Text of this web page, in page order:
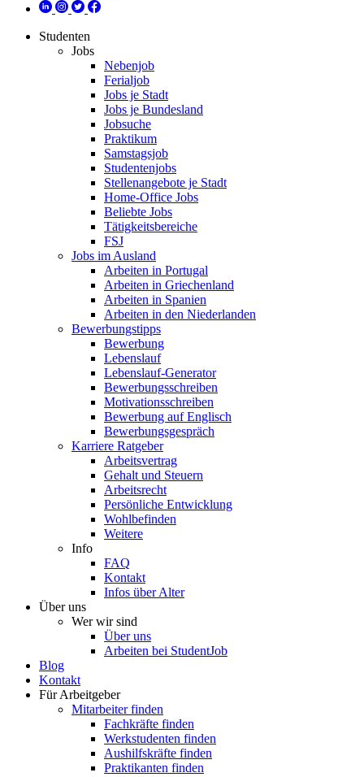
Studenten
Jobs
Nebenjob
Ferialjob
Jobs je Stadt
Jobs je Bundesland
Jobsuche
Praktikum
Samstagsjob
Studentenjobs
Stellenangebote je Stadt
Home-Office Jobs
Beliebte Jobs
Tätigkeitsbereiche
FSJ
Jobs im Ausland
Arbeiten in Portugal
Arbeiten in Griechenland
Arbeiten in Spanien
Arbeiten in den Niederlanden
Bewerbungstipps
Bewerbung
Lebenslauf
Lebenslauf-Generator
Bewerbungsschreiben
Motivationsschreiben
Bewerbung auf Englisch
Bewerbungsgespräch
Karriere Ratgeber
Arbeitsvertrag
Gehalt und Steuern
Arbeitsrecht
Persönliche Entwicklung
Wohlbefinden
Weitere
Info
FAQ
Kontakt
Infos über Alter
Über uns
Wer wir sind
Über uns
Arbeiten bei StudentJob
Blog
Kontakt
Für Arbeitgeber
Mitarbeiter finden
Fachkräfte finden
Werkstudenten finden
Aushilfskräfte finden
Praktikanten finden